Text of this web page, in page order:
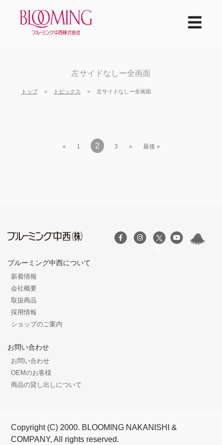
☰
左サイドなしー全画面
トップ トピックス 左サイドなしー全画面
« 1 2 3 » 最後 »
ブルーミング中西について
新着情報
会社概要
取扱商品
採用情報
ショップのご案内
お問い合わせ
お問い合わせ
OEMのお客様
商品の貸し出しについて
Copyright (C) 2000. BLOOMING NAKANISHI &
COMPANY, All rights reserved.